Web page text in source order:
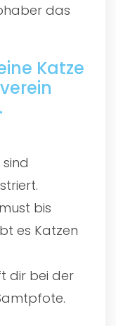
das
Katze
bis
es Katzen
dir bei der